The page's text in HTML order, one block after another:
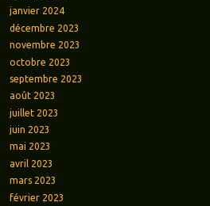
janvier 2024
décembre 2023
novembre 2023
octobre 2023
septembre 2023
août 2023
juillet 2023
juin 2023
mai 2023
avril 2023
mars 2023
février 2023